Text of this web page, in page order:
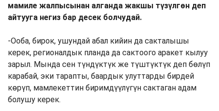
мамиле жалпысынан алганда жакшы түзүлгөн деп
айтууга негиз бар десек болчудай.
-Ооба, бирок, ушундай абал кийин да сакталышы
керек, регионалдык планда да сактоого аракет кылуу
зарыл. Мында сен түндүктүк же түштүктүк деп бөлүп
карабай, эки тарапты, баардык улуттарды бирдей
көрүп, мамлекеттин биримдүүлүгүн сактаган адам
болушу керек.